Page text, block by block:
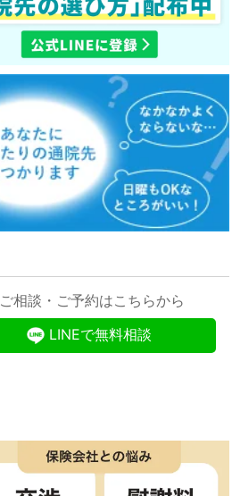
ご相談・ご予約はこちらから
LINEで無料相談